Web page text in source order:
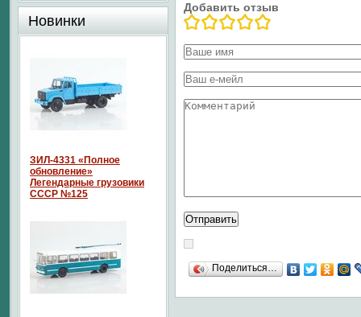
Добавить отзыв
Поделиться…
Новинки
ЗИЛ-4331 «Полное
обновление»
Легендарные грузовики
СССР №125